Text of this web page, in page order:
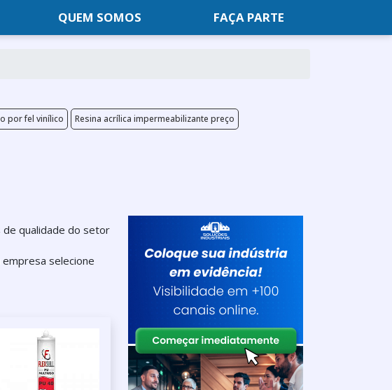
QUEM SOMOS FAÇA PARTE
por fel vinílico
Resina acrílica impermeabilizante preço
de qualidade do setor
selecione